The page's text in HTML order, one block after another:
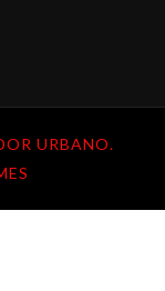
URBANO.